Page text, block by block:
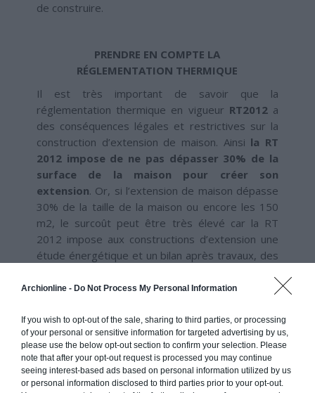
Archionline - Do Not Process My Personal Information
If you wish to opt-out of the sale, sharing to third parties, or processing
of your personal or sensitive information for targeted advertising by us,
please use the below opt-out section to confirm your selection. Please
note that after your opt-out request is processed you may continue
seeing interest-based ads based on personal information utilized by us
or personal information disclosed to third parties prior to your opt-out.
de construire.
PRENDRE EN COMPTE LA
RÉGLEMENTATION THERMIQUE
Il est très important de savoir que la
réglementation thermique en vigueur RT2012a
des conséquences légales et restrictives sur la
construction d’extension de maison. Ainsi la RT
2012 impose de ne pas dépasser 30% de la
surface de la maison pour créer son
extension. Or, si l’extension de maison dépasse
30% de la taille de la maison ou encore les 150
m2, le surcoût peut être très élevé car la RT
2012 impose aux constructions d’extension une
étude énergétique et un bilan après travaux, des
nettement plus onéreux, etc.
et d’avoir à installer des équipements plus
onéreux, mieux vaut prévoir une extension
inférieure à 30m².